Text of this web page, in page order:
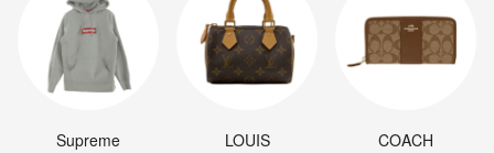
Supreme
LOUIS
COACH